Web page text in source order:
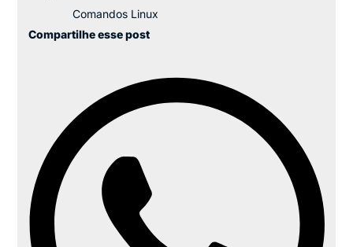
Comandos Linux
Compartilhe esse post